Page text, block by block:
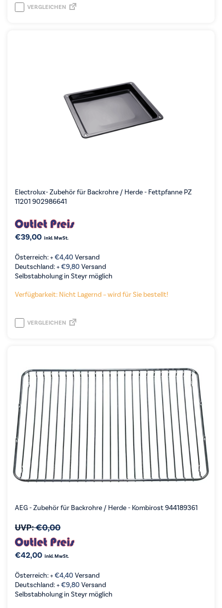
VERGLEICHEN
Electrolux- Zubehör für Backrohre / Herde - Fettpfanne PZ
11201 902986641
€39,00 inkl. MwSt.
Österreich: +€4,40 Versand
Deutschland: +€9,80 Versand
Selbstabholung in Steyr möglich
Verfügbarkeit: Nicht Lagernd – wird für Sie bestellt!
VERGLEICHEN
AEG - Zubehör für Backrohre / Herde - Kombirost 944189361
UVP:€0,00
€42,00 inkl. MwSt.
Österreich: +€4,40 Versand
Deutschland: +€9,80 Versand
Selbstabholung in Steyr möglich